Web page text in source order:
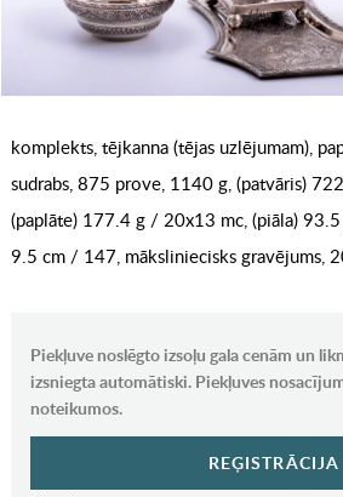
komplekts, tējkanna (tējas uzlējumam),
sudrabs, 875 prove, 1140 g, (patvāris)
(paplāte) 177.4 g / 20x13 mc, (piāla)
9.5 cm / 147, māksliniecisks gravējums,
Piekļuve noslēgto izsoļu gala cenām un
izsniegta automātiski. Piekļuves
noteikumos.
REĢISTRĀCIJA